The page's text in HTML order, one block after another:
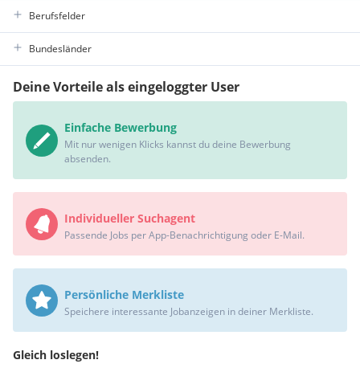
Berufsfelder
Bundesländer
Deine Vorteile als eingeloggter User
Einfache Bewerbung
Mit nur wenigen Klicks kannst du deine Bewerbung
absenden.
Individueller Suchagent
Passende Jobs per App-Benachrichtigung oder E-Mail.
Persönliche Merkliste
Speichere interessante Jobanzeigen in deiner Merkliste.
Gleich loslegen!